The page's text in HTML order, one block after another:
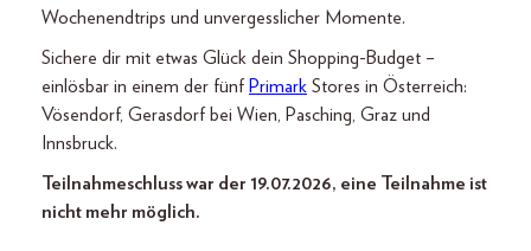
Wochenendtrips und unvergesslicher Momente.
Sichere dir mit etwas Glück dein Shopping-Budget –
einlösbar in einem der fünf Primark Stores in Österreich:
Vösendorf, Gerasdorf bei Wien, Pasching, Graz und
Innsbruck.
Teilnahmeschluss war der 19.07.2026, eine Teilnahme ist
nicht mehr möglich.